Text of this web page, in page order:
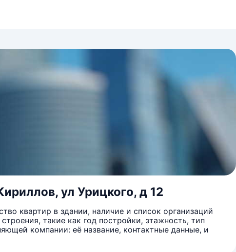
ул Урицкого, д 12
квартир в здании, наличие и список организаций
такие как год постройки, этажность, тип
компании: её название, контактные данные, и